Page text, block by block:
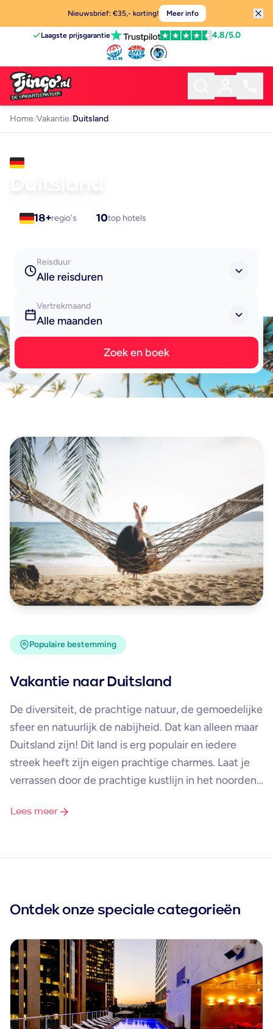
Nieuwsbrief: €35,- korting! Meer info
Laagste prijsgarantie 4.8/5.0
Home/Vakantie/Duitsland
18+regio's 10top hotels
Reisduur
Alle reisduren
Vertrekmaand
Alle maanden
Zoek en boek
Populaire bestemming
Vakantie naar Duitsland
De diversiteit, de prachtige natuur, de gemoedelijke
sfeer en natuurlijk de nabijheid. Dat kan alleen maar
Duitsland zijn! Dit land is erg populair en iedere
streek heeft zijn eigen prachtige charmes. Laat je
verrassen door de prachtige kustlijn in het noorden
Alpen en het Zwarte Woud in het zuiden. Beleef de
zijn! Wat dacht je bijvoorbeeld van Movie Park
Germany of Phantasialand? Ontdek vele bekende
steden zoals Berlijn, München en Hamburg en
verken het prachtige Duitsland! Bekijk ons aanbod
en boek snel jouw vakantie naar Duitsland bij Lavida
Travel!
Lees meer
Ontdek onze speciale categorieën